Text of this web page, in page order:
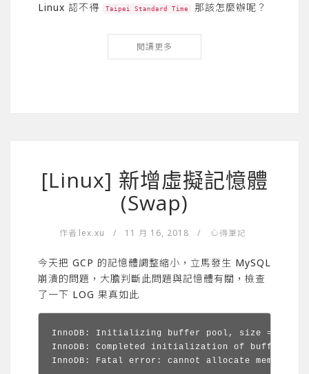
Linux 認不得 Taipei Standard Time 那該怎麼辦呢？
閱讀更多
[Linux] 新增虛擬記憶體
(Swap)
作者 lex.xu / 11 月 16, 2018 / 心得筆記
今天把 GCP 的記憶體調整縮小，立馬發生 MySQL
崩潰的問題，大膽判斷此問題與記憶體有關，檢查
了一下 LOG 果真如此
InnoDB: Initializing buffer pool, size = 128.0M
InnoDB: Completed initialization of buffer
InnoDB: Fatal error: cannot allocate memory